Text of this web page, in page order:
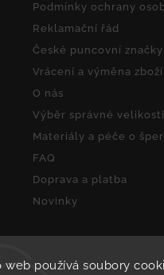
web používá soubory
Podmínky ochrany
Reklamační řád
České puncovní značky
Vrácení a výměna zboží
O nás
Výběr správné
Materiály a péče o
FAQ
Doprava a platba
Novinky